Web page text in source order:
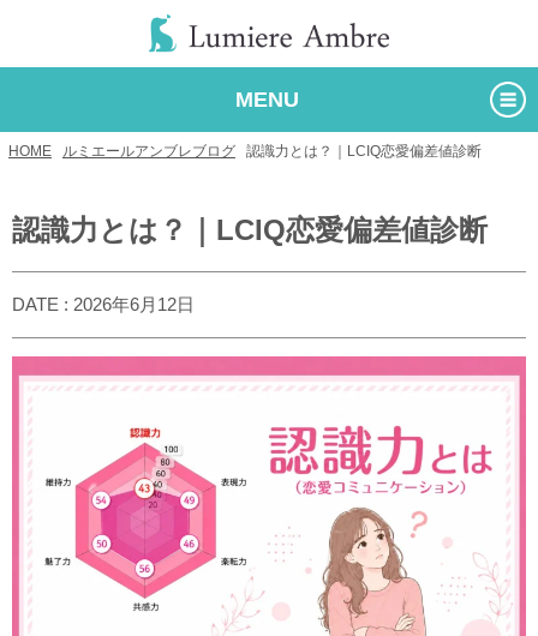
MENU
HOME ルミエールアンブレブログ 認識力とは？｜LCIQ恋愛偏差値診断
認識力とは？｜LCIQ恋愛偏差値診断
DATE : 2026年6月12日